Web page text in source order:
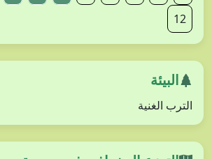
12
البيئة
الترب الغنية